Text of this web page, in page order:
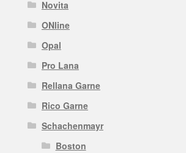
Novita
ONline
Opal
Pro Lana
Rellana Garne
Rico Garne
Schachenmayr
Boston